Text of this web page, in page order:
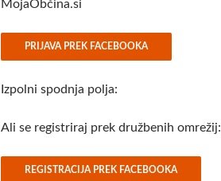
MojaObčina.si
Preskoči
na
PRIJAVA PREK FACEBOOKA
Izpolni spodnja polja:
Ali se registriraj prek družbenih omrežij:
REGISTRACIJA PREK FACEBOOKA